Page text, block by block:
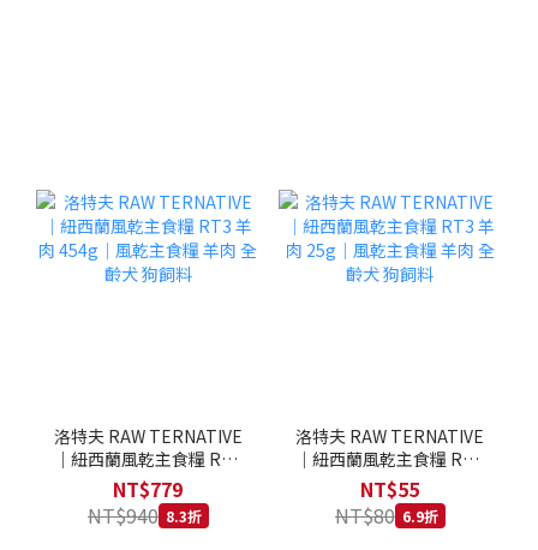
洛特夫 RAW TERNATIVE
｜紐西蘭風乾主食糧 RT3
羊肉 454g｜風乾主食糧 羊
肉 全齡犬 狗飼料
NT$779
NT$940 8.3折
洛特夫 RAW TERNATIVE
｜紐西蘭風乾主食糧 RT3
羊肉 25g｜風乾主食糧 羊
肉 全齡犬 狗飼料
NT$55
NT$80 6.9折